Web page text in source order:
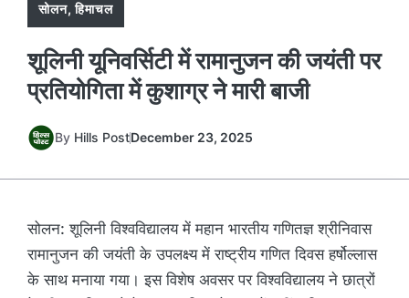
सोलन,हिमाचल
शूलिनी यूनिवर्सिटी में रामानुजन की जयंती पर
प्रतियोगिता में कुशाग्र ने मारी बाजी
By Hills PostDecember 23, 2025
सोलन: शूलिनी विश्वविद्यालय में महान भारतीय गणितज्ञ श्रीनिवास
रामानुजन की जयंती के उपलक्ष्य में राष्ट्रीय गणित दिवस हर्षोल्लास
के साथ मनाया गया। इस विशेष अवसर पर विश्वविद्यालय ने छात्रों